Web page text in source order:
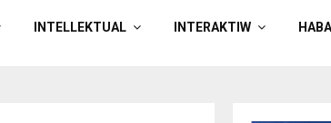
INTELLEKTUAL INTERAKTIW